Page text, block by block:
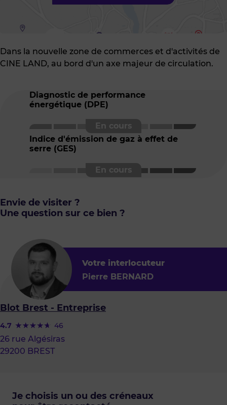
Dans la nouvelle zone de commerces et d'activités de
CINE LAND, au bord d'un axe majeur de circulation.
Diagnostic de performance
énergétique (DPE)
Indice d'émission de gaz à effet de
serre (GES)
Envie de visiter ?
Une question sur ce bien ?
Votre interlocuteur
Pierre BERNARD
Blot Brest - Entreprise
4.7 46
26 rue Algésiras
29200 BREST
Je choisis un ou des créneaux